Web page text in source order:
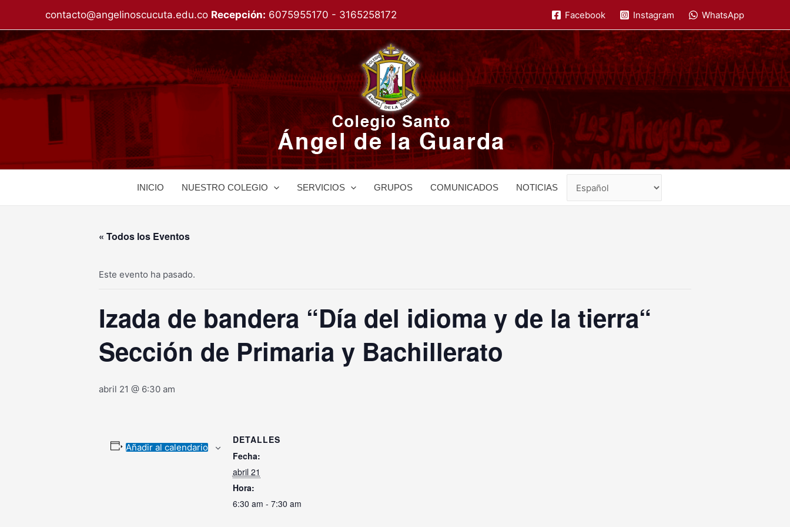
contenido
contacto@angelinoscucuta.edu.co Recepción: 6075955170 - 3165258172 Facebook Instagram WhatsApp
INICIO NUESTRO COLEGIO SERVICIOS GRUPOS COMUNICADOS NOTICIAS
« Todos los Eventos
Este evento ha pasado.
Izada de bandera “Día del idioma y de la tierra“
Sección de Primaria y Bachillerato
abril 21 @ 6:30 am
Añadir al calendario
DETALLES
Fecha:
abril 21
Hora:
6:30 am - 7:30 am